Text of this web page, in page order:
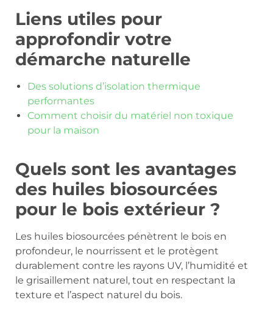
Liens utiles pour
approfondir votre
démarche naturelle
Des solutions d’isolation thermique
performantes
Comment choisir du matériel non toxique
pour la maison
Quels sont les avantages
des huiles biosourcées
pour le bois extérieur ?
Les huiles biosourcées pénètrent le bois en
profondeur, le nourrissent et le protègent
durablement contre les rayons UV, l’humidité et
le grisaillement naturel, tout en respectant la
texture et l’aspect naturel du bois.